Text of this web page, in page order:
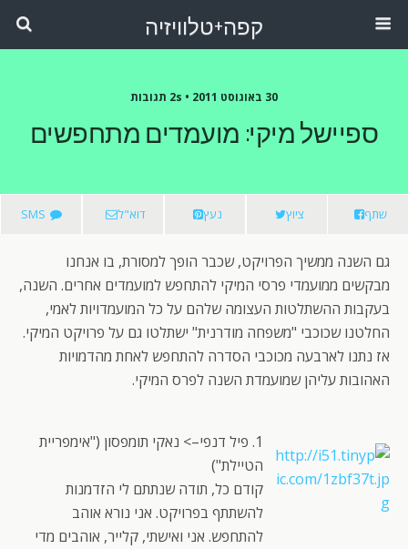
קפה+טלוויזיה
30 באוגוסט 2011 • 2s תגובות
ספיישל מיקי: מועמדים מתחפשים
שתף ציוץ נעץ דוא"ל SMS
גם השנה ממשיך הפרויקט, שכבר הופך למסורת, בו אנחנו
מבקשים ממועמדי פרסי המיקי להתחפש למועמדים אחרים. השנה,
בעקבות ההשתלטות העצומה שלהם על כל המועמדויות לאמי,
החלטנו שכוכבי "משפחה מודרנית" ישתלטו גם על פרויקט המיקי.
אז נתנו לארבעה מכוכבי הסדרה להתחפש לאחת מהדמויות
האהובות עליהן שמועמדת השנה לפרס המיקי.
1. פיל דנפי–> נאקי תומפסון ("אימפריית
הטיילת")
קודם כל, תודה שנתתם לי הזדמנות
להשתתף בפרויקט. אני נורא אוהב
להתחפש. אני ואישתי, קלייר, אוהבים מדי